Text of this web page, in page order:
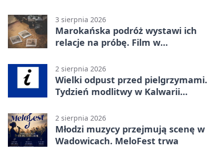
3 sierpnia 2026
Marokańska podróż wystawi ich
relacje na próbę. Film w
2 sierpnia 2026
Wielki odpust przed pielgrzymami.
Tydzień modlitwy w Kalwarii
2 sierpnia 2026
Młodzi muzycy przejmują scenę w
Wadowicach. MeloFest trwa